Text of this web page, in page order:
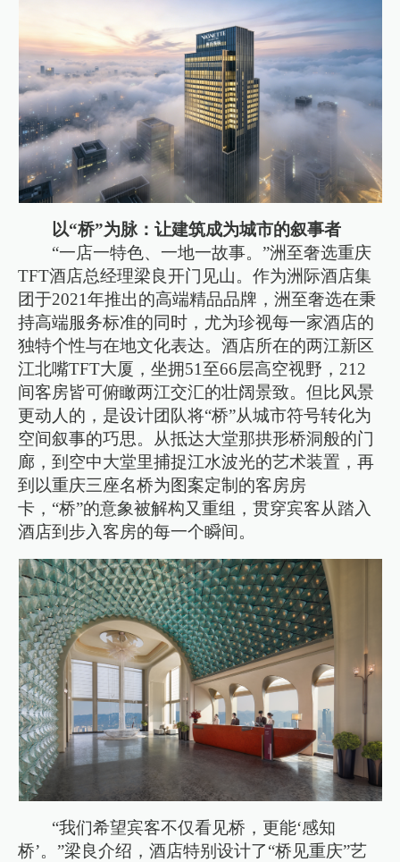
以“桥”为脉：让建筑成为城市的叙事者
“一店一特色、一地一故事。”洲至奢选重庆
TFT酒店总经理梁良开门见山。作为洲际酒店集
团于2021年推出的高端精品品牌，洲至奢选在秉
持高端服务标准的同时，尤为珍视每一家酒店的
独特个性与在地文化表达。酒店所在的两江新区
江北嘴TFT大厦，坐拥51至66层高空视野，212
间客房皆可俯瞰两江交汇的壮阔景致。但比风景
更动人的，是设计团队将“桥”从城市符号转化为
空间叙事的巧思。从抵达大堂那拱形桥洞般的门
廊，到空中大堂里捕捉江水波光的艺术装置，再
到以重庆三座名桥为图案定制的客房房
卡，“桥”的意象被解构又重组，贯穿宾客从踏入
酒店到步入客房的每一个瞬间。
“我们希望宾客不仅看见桥，更能‘感知
桥’。”梁良介绍，酒店特别设计了“桥见重庆”艺